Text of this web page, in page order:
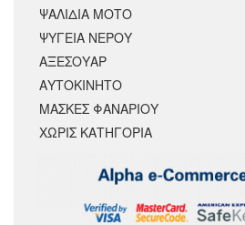
ΨΑΛΙΔΙΑ ΜΟΤΟ
ΨΥΓΕΙΑ ΝΕΡΟΥ
ΑΞΕΣΟΥΆΡ
ΑΥΤΟΚΙΝΗΤΟ
ΜΑΣΚΕΣ ΦΑΝΑΡΙΟΥ
ΧΩΡΊΣ ΚΑΤΗΓΟΡΊΑ